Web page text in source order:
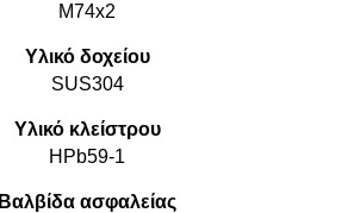
M74x2
Υλικό δοχείου
SUS304
Υλικό κλείστρου
HPb59-1
Βαλβίδα ασφαλείας